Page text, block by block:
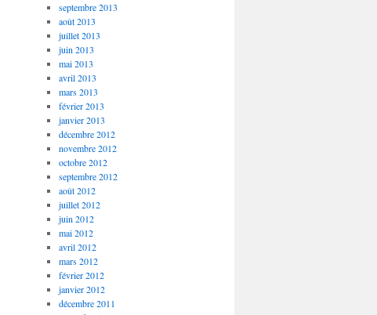
septembre 2013
août 2013
juillet 2013
juin 2013
mai 2013
avril 2013
mars 2013
février 2013
janvier 2013
décembre 2012
novembre 2012
octobre 2012
septembre 2012
août 2012
juillet 2012
juin 2012
mai 2012
avril 2012
mars 2012
février 2012
janvier 2012
décembre 2011